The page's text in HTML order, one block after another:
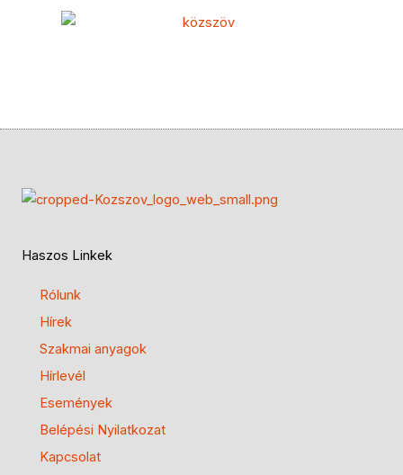
Haszos Linkek
Rólunk
Hírek
Szakmai anyagok
Hírlevél
Események
Belépési Nyilatkozat
Kapcsolat